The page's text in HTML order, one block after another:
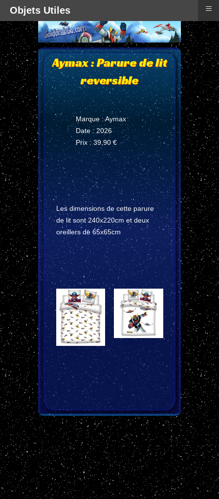
Aymax : Parure de lit
reversible
Marque : Aymax
Date : 2026
Prix : 39,90 €
Les dimensions de cette parure
de lit sont 240x220cm et deux
oreillers de 65x65cm
Objets Utiles ≡